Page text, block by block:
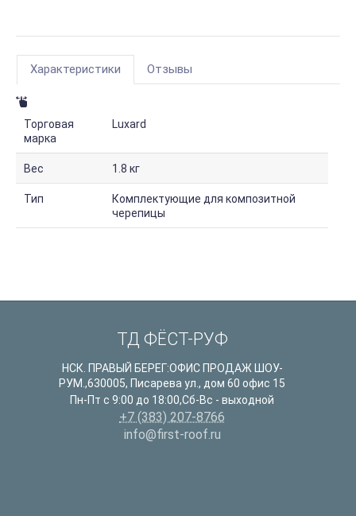
Характеристики Отзывы
Торговая
марка
Luxard
Вес 1.8 кг
Тип
Комплектующие для композитной
черепицы
ТД ФЁСТ-РУФ
НСК. ПРАВЫЙ БЕРЕГ:ОФИС ПРОДАЖ ШОУ-
РУМ.,630005, Писарева ул., дом 60 офис 15
Пн-Пт с 9:00 до 18:00,Сб-Вс - выходной
+7 (383) 207-8766
info@first-roof.ru